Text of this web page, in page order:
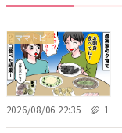
ママトピ
2026/08/06 22:35 1